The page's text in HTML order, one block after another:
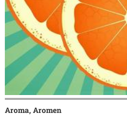
Aroma, Aromen